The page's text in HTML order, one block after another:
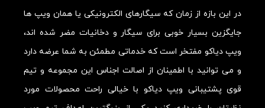
امکانات و قابلیت ها:
ارزش خرید در برابر قیمت:
در این بازه از زمان که سیگارهای الکترونیکی یا همان ویپ ها
جایگزین بسیار خوبی برای سیگار و دخانیات مضر شده اند،
ویپ دیاکو مفتخر است که خدماتی مطمئن به شما عرضه دارد
و می توانید با اطمینان از اصالت اجناس این مجموعه و تیم
قوی پشتیبانی ویپ دیاکو با خیالی راحت محصولات مورد